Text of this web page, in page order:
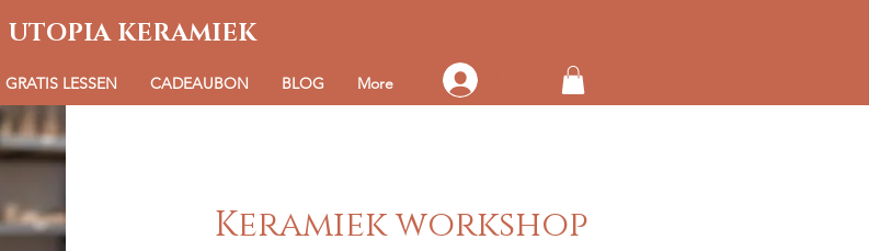
UTOPIA KERAMIEK
GRATIS LESSEN CADEAUBON BLOG More Log in op je account
Keramiek workshop